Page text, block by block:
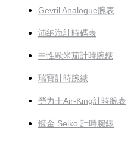
Gevril Analogue腕表
沛納海計時碼表
中性歐米茄計時腕錶
瑞寶計時腕錶
勞力士Air-King計時腕表
鍍金 Seiko 計時腕錶